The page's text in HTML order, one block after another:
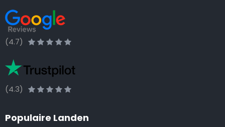
(4.7)
(4.3)
Populaire Landen